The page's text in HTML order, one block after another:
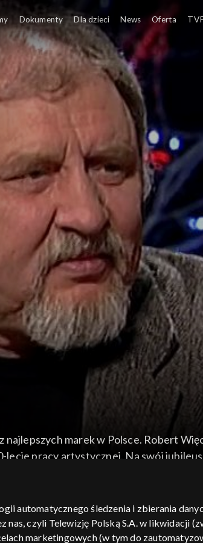
marek w Polsce. Robert
pracy artystycznej. Na swój
Dokumenty Dla dzieci News Oferta
automatycznego śledzenia i zbierania
czyli Telewizję Polską S.A. w likwidacji
marketingowych (w tym do